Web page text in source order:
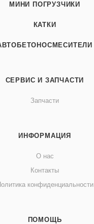
МИНИ ПОГРУЗЧИКИ
КАТКИ
СЕРВИС И ЗАПЧАСТИ
Запчасти
ИНФОРМАЦИЯ
О нас
Контакты
конфиденциальности
ПОМОЩЬ